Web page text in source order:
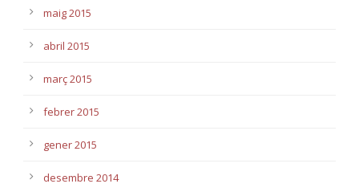
maig 2015
abril 2015
març 2015
febrer 2015
gener 2015
desembre 2014